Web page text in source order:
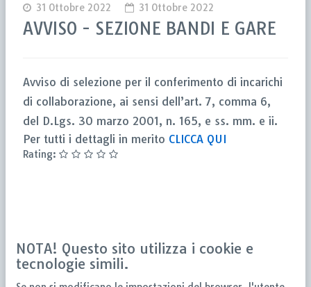
31 Ottobre 2022 31 Ottobre 2022
AVVISO - SEZIONE BANDI E GARE
Avviso di selezione per il conferimento di incarichi
di collaborazione, ai sensi dell’art. 7, comma 6,
del D.Lgs. 30 marzo 2001, n. 165, e ss. mm. e ii.
Per tutti i dettagli in merito CLICCA QUI
Rating:
NOTA! Questo sito utilizza i cookie e
tecnologie simili.